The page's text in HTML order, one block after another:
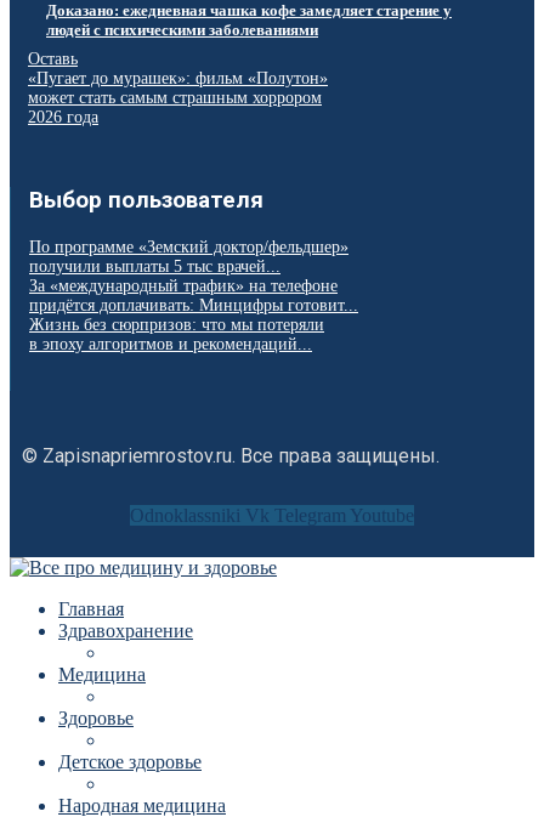
Доказано: ежедневная чашка кофе замедляет старение у
людей с психическими заболеваниями
Оставь
«Пугает до мурашек»: фильм «Полутон»
может стать самым страшным хоррором
2026 года
Выбор пользователя
По программе «Земский доктор/фельдшер»
получили выплаты 5 тыс врачей...
За «международный трафик» на телефоне
придётся доплачивать: Минцифры готовит...
Жизнь без сюрпризов: что мы потеряли
в эпоху алгоритмов и рекомендаций...
© Zapisnapriemrostov.ru. Все права защищены.
Odnoklassniki Vk Telegram Youtube
Главная
Здравохранение
Медицина
Здоровье
Детское здоровье
Народная медицина